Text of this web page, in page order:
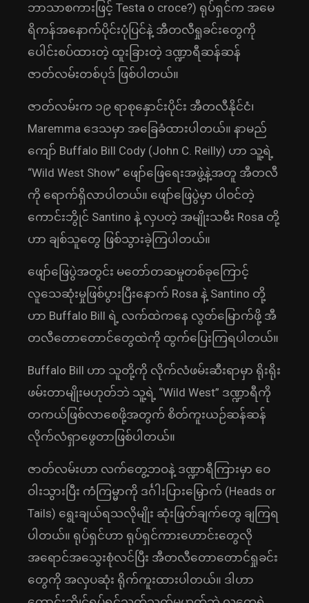
ဘာသာစကားဖြင့် Testa o croce?) ရုပ်ရှင်က အမေ
ရိကန်အနောက်ပိုင်းပုံပြင်နဲ့ အီတလီရှုခင်းတွေကို
ပေါင်းစပ်ထားတဲ့ ထူးခြားတဲ့ ဒဏ္ဍာရီဆန်ဆန်
ဇာတ်လမ်းတစ်ပုဒ် ဖြစ်ပါတယ်။
ဇာတ်လမ်းက ၁၉ ရာစုနှောင်းပိုင်း အီတလီနိုင်ငံ၊
Maremma ဒေသမှာ အခြေခံထားပါတယ်။ နာမည်
ကျော် Buffalo Bill Cody (John C. Reilly) ဟာ သူ့ရဲ့
“Wild West Show” ဖျော်ဖြေရေးအဖွဲ့နဲ့အတူ အီတလီ
ကို ရောက်ရှိလာပါတယ်။ ဖျော်ဖြေပွဲမှာ ပါဝင်တဲ့
ကောင်းဘွိုင် Santino နဲ့ လှပတဲ့ အမျိုးသမီး Rosa တို့
ဟာ ချစ်သူတွေ ဖြစ်သွားခဲ့ကြပါတယ်။
ဖျော်ဖြေပွဲအတွင်း မတော်တဆမှုတစ်ခုကြောင့်
လူသေဆုံးမှုဖြစ်ပွားပြီးနောက် Rosa နဲ့ Santino တို့
ဟာ Buffalo Bill ရဲ့ လက်ထဲကနေ လွတ်မြောက်ဖို့ အီ
တလီတောတောင်တွေထဲကို ထွက်ပြေးကြရပါတယ်။
Buffalo Bill ဟာ သူတို့ကို လိုက်လံဖမ်းဆီးရာမှာ ရိုးရိုး
ဖမ်းတာမျိုးမဟုတ်ဘဲ သူ့ရဲ့ “Wild West” ဒဏ္ဍာရီကို
တကယ်ဖြစ်လာစေဖို့အတွက် စိတ်ကူးယဉ်ဆန်ဆန်
လိုက်လံရှာဖွေတာဖြစ်ပါတယ်။
ဇာတ်လမ်းဟာ လက်တွေ့ဘဝနဲ့ ဒဏ္ဍာရီကြားမှာ ဝေ
ဝါးသွားပြီး ကံကြမ္မာကို ဒင်္ဂါးပြားမြှောက် (Heads or
Tails) ရွေးချယ်ရသလိုမျိုး ဆုံးဖြတ်ချက်တွေ ချကြရ
ပါတယ်။ ရုပ်ရှင်ဟာ ရုပ်ရှင်ကားဟောင်းတွေလို
အရောင်အသွေးစုံလင်ပြီး အီတလီတောတောင်ရှုခင်း
တွေကို အလှပဆုံး ရိုက်ကူးထားပါတယ်။ ဒါဟာ